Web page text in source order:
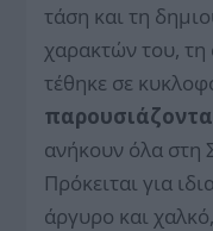
τάση και τη
χαρακτών του,
τέθηκε σε
ανήκουν όλα στη
Πρόκειται για
άργυρο και